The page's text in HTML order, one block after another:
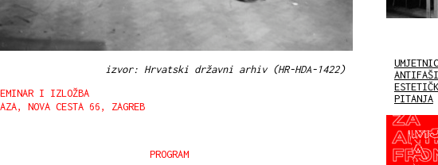
izvor: Hrvatski državni arhiv (HR-HDA-1422)
I IZLOŽBA
NOVA CESTA 66, ZAGREB
PROGRAM
PITANJA